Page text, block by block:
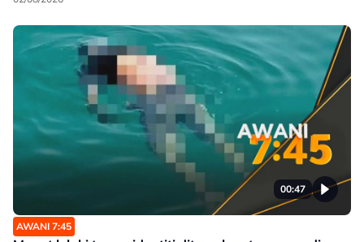
00:47
AWANI 7:45